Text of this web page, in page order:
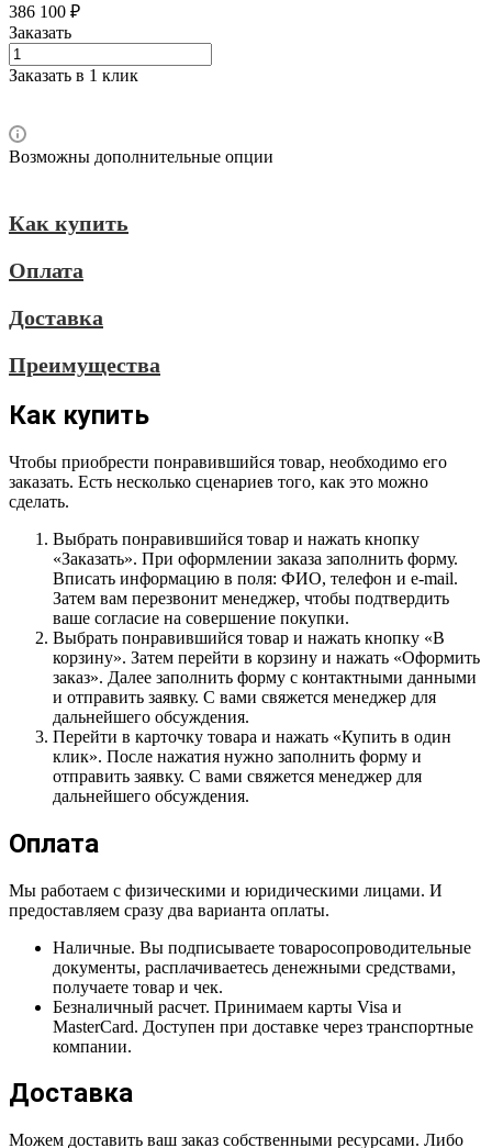
386 100 ₽
Заказать
Заказать в 1 клик
Возможны дополнительные опции
Как купить
Оплата
Доставка
Преимущества
Как купить
Чтобы приобрести понравившийся товар, необходимо его
заказать. Есть несколько сценариев того, как это можно
сделать.
Выбрать понравившийся товар и нажать кнопку
«Заказать». При оформлении заказа заполнить форму.
Вписать информацию в поля: ФИО, телефон и e-mail.
Затем вам перезвонит менеджер, чтобы подтвердить
ваше согласие на совершение покупки.
Выбрать понравившийся товар и нажать кнопку «В
корзину». Затем перейти в корзину и нажать «Оформить
заказ». Далее заполнить форму с контактными данными
и отправить заявку. С вами свяжется менеджер для
дальнейшего обсуждения.
Перейти в карточку товара и нажать «Купить в один
клик». После нажатия нужно заполнить форму и
отправить заявку. С вами свяжется менеджер для
дальнейшего обсуждения.
Оплата
Мы работаем с физическими и юридическими лицами. И
предоставляем сразу два варианта оплаты.
Наличные. Вы подписываете товаросопроводительные
документы, расплачиваетесь денежными средствами,
получаете товар и чек.
Безналичный расчет. Принимаем карты Visa и
MasterCard. Доступен при доставке через транспортные
компании.
Доставка
Можем доставить ваш заказ собственными ресурсами. Либо